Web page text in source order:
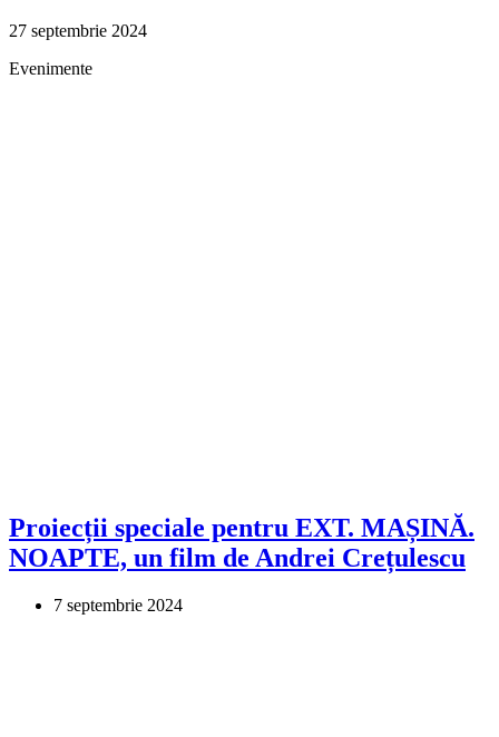
27 septembrie 2024
Evenimente
Proiecții speciale pentru EXT. MAȘINĂ.
NOAPTE, un film de Andrei Crețulescu
7 septembrie 2024